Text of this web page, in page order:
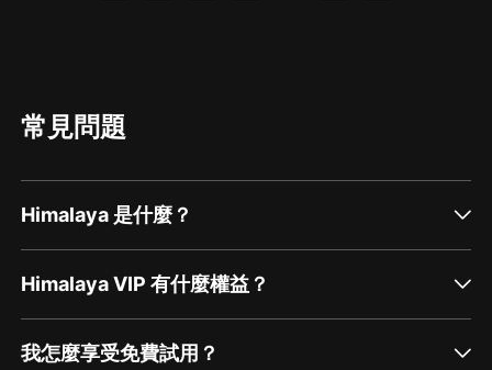
常見問題
Himalaya 是什麼？
Himalaya VIP 有什麼權益？
我怎麼享受免費試用？